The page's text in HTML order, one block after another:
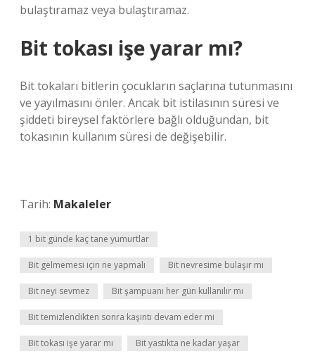
bulaştıramaz veya bulaştıramaz.
Bit tokası işe yarar mı?
Bit tokaları bitlerin çocukların saçlarına tutunmasını
ve yayılmasını önler. Ancak bit istilasının süresi ve
şiddeti bireysel faktörlere bağlı olduğundan, bit
tokasının kullanım süresi de değişebilir.
Tarih: Makaleler
1 bit günde kaç tane yumurtlar
Bit gelmemesi için ne yapmalı Bit nevresime bulaşır mı
Bit neyi sevmez Bit şampuanı her gün kullanılır mı
Bit temizlendikten sonra kaşıntı devam eder mi
Bit tokası işe yarar mı Bit yastıkta ne kadar yaşar